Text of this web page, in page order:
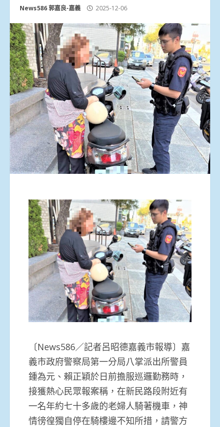
News586 郭嘉良-嘉義 2025-12-06
〔News586／記者呂昭德嘉義市報導〕嘉
義市政府警察局第一分局八掌派出所警員
鍾為元、賴正穎於日前擔服巡邏勤務時，
接獲熱心民眾報案稱，在新民路段附近有
一名年約七十多歲的老婦人騎著機車，神
情徬徨獨自停在騎樓邊不知所措，請警方